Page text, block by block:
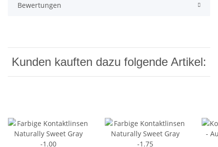
Bewertungen
Kunden kauften dazu folgende Artikel: